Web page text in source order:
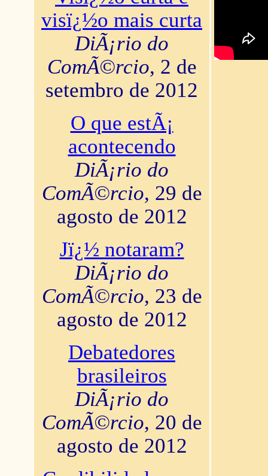
visï¿½o mais curta
DiÃ¡rio do
ComÃ©rcio, 2 de
setembro de 2012
O que estÃ¡
acontecendo
DiÃ¡rio do
ComÃ©rcio, 29 de
agosto de 2012
Jï¿½ notaram?
DiÃ¡rio do
ComÃ©rcio, 23 de
agosto de 2012
Debatedores
brasileiros
DiÃ¡rio do
ComÃ©rcio, 20 de
agosto de 2012